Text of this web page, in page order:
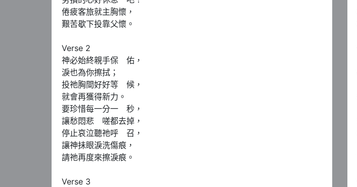
倦疲客旅就主胸懷，
艱苦歇下投靠父懷。
Verse 2
神必始終親手保　佑，
淚也為你擦拭；
投祂胸間好好等　候，
就會再獲得新力。
要珍惜每一分一　秒，
讓愁悶悲　嗟都去掉，
停止哀泣聽祂呼　召，
讓神抺眼淚洗傷痕，
請祂再度來擦淚痕。
Verse 3